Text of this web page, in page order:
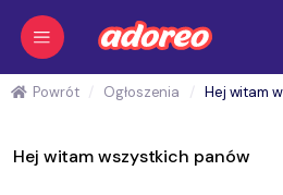
Powrót Ogłoszenia Hej witam
Hej witam wszystkich panów